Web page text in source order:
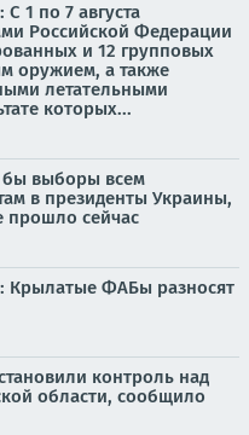
1 по 7 августа
Российской Федерации
и 12 групповых
оружием, а также
летательными
которых...
бы выборы всем
в президенты Украины,
прошло сейчас
Крылатые ФАБы разносят
контроль над
области, сообщило